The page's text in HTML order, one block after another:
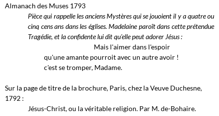
Almanach des Muses 1793
Pièce qui rappelle les anciens Mystères qui se jouoient il y a quatre ou
cinq cens ans dans les églises. Madelaine paroît dans cette prétendue
Tragédie, et la confidente lui dit qu'elle peut adorer Jésus :
Mais l'aimer dans l'espoir
qu'une amante pourroit avec un autre avoir !
c'est se tromper, Madame.
Sur la page de titre de la brochure, Paris, chez la Veuve Duchesne,
1792 :
Jésus-Christ, ou la véritable religion. Par M. de-Bohaire.